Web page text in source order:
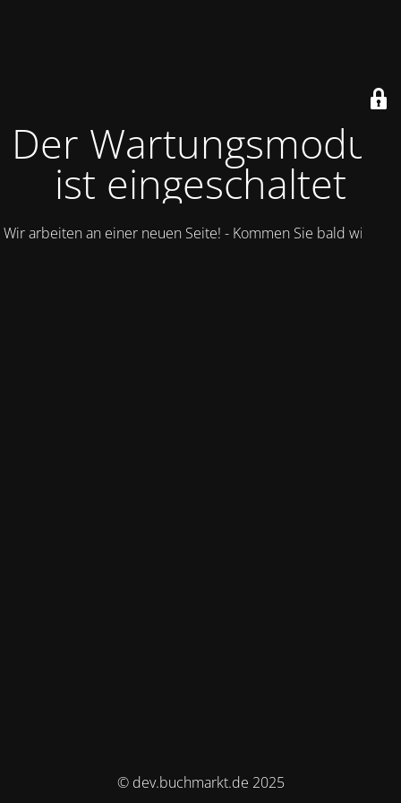
Der Wartungsmodus
ist eingeschaltet
Wir arbeiten an einer neuen Seite! - Kommen Sie bald wieder.
© dev.buchmarkt.de 2025